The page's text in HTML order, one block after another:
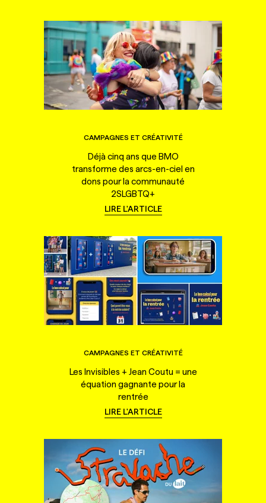
CAMPAGNES ET CRÉATIVITÉ
Déjà cinq ans que BMO
transforme des arcs-en-ciel en
dons pour la communauté
2SLGBTQ+
LIRE L'ARTICLE
CAMPAGNES ET CRÉATIVITÉ
Les Invisibles + Jean Coutu = une
équation gagnante pour la
rentrée
LIRE L'ARTICLE